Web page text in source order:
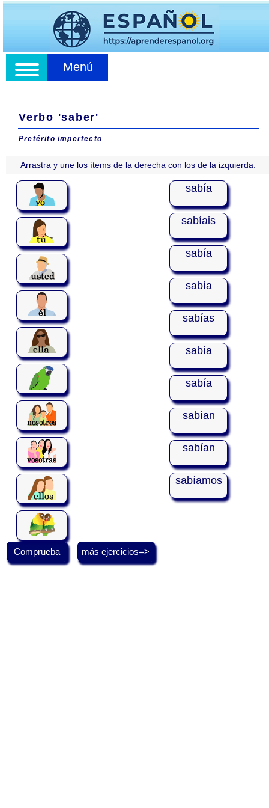
Menú
Verbo 'saber'
Pretérito imperfecto
Arrastra y une los ítems de la derecha con los de la izquierda.
sabía
sabías
sabía
sabía
sabía
sabía
sabíamos
sabíais
sabían
sabían
Comprueba más ejercicios=>